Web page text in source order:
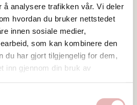
å analysere trafikken vår. Vi deler
hvordan du bruker nettstedet
innen sosiale medier,
som kan kombinere den
du har gjort tilgjengelig for dem,
inn gjennom din bruk av